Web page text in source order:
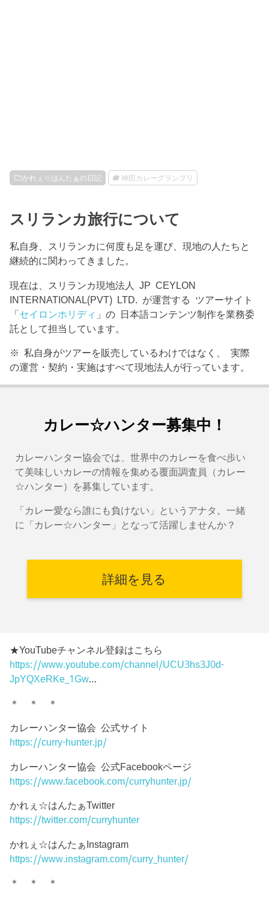
かれぇ☆はんたぁの日記 神田カレーグランプリ
スリランカ旅行について
私自身、スリランカに何度も足を運び、現地の人たちと
継続的に関わってきました。
現在は、スリランカ現地法人 JP CEYLON
INTERNATIONAL(PVT) LTD. が運営する ツアーサイト
「セイロンホリディ 」の 日本語コンテンツ制作を業務委
託として担当しています。
※ 私自身がツアーを販売しているわけではなく、 実際
の運営・契約・実施はすべて現地法人が行っています。
カレー☆ハンター募集中！
カレーハンター協会では、世界中のカレーを食べ歩い
て美味しいカレーの情報を集める覆面調査員（カレー
☆ハンター）を募集しています。
「カレー愛なら誰にも負けない」というアナタ。一緒
に「カレー☆ハンター」となって活躍しませんか？
詳細を見る
★YouTubeチャンネル登録はこちら
https://www.youtube.com/channel/UCU3hs3J0d-
JpYQXeRKe_1Gw…
＊ ＊ ＊
カレーハンター協会 公式サイト
https://curry-hunter.jp/
カレーハンター協会 公式Facebookページ
https://www.facebook.com/curryhunter.jp/
かれぇ☆はんたぁTwitter
https://twitter.com/curryhunter
かれぇ☆はんたぁInstagram
https://www.instagram.com/curry_hunter/
＊ ＊ ＊